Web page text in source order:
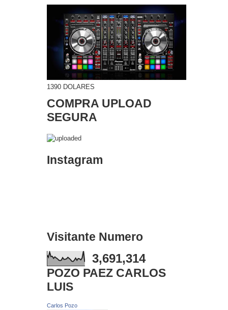
1390 DOLARES
COMPRA UPLOAD
SEGURA
Instagram
Visitante Numero
3,691,314
POZO PAEZ CARLOS
LUIS
Carlos Pozo